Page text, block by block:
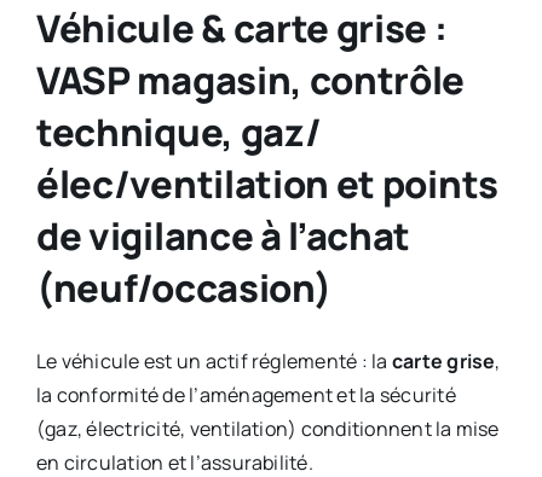
Véhicule & carte grise :
VASP magasin, contrôle
technique, gaz/
élec/ventilation et points
de vigilance à l’achat
(neuf/occasion)
Le véhicule est un actif réglementé : la carte grise,
la conformité de l’aménagement et la sécurité
(gaz, électricité, ventilation) conditionnent la mise
en circulation et l’assurabilité.